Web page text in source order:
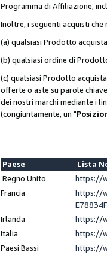
Programma di Affiliazione,
Inoltre, i seguenti acquisti
(a) qualsiasi Prodotto
(b) qualsiasi ordine di
(c) qualsiasi Prodotto
offerte o aste su parole
dei nostri marchi mediante i
(congiuntamente, un "
Paese
Lista
Regno Unito
https://
Francia
https://
Irlanda
https://
Italia
https://
Paesi Bassi
https://